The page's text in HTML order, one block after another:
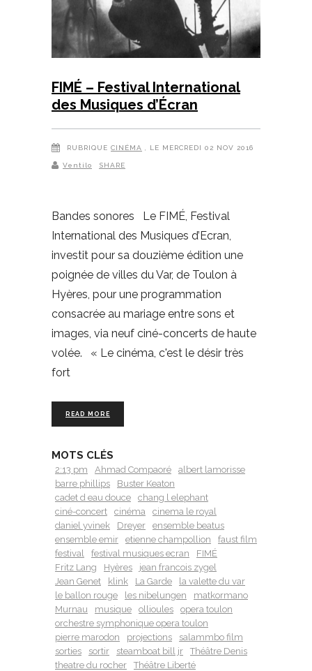
FIMÉ – Festival International
des Musiques d’Écran
RUBRIQUE CINÉMA , LE MERCREDI 02 NOV 2016
Ventilo SHARE
Bandes sonores Le FIMÉ, Festival
International des Musiques d’Ecran,
investit pour sa douzième édition une
poignée de villes du Var, de Toulon à
Hyères, pour une programmation
consacrée au mariage entre sons et
images, via neuf ciné-concerts de haute
volée. « Le cinéma, c'est le désir très
fort
READ MORE
MOTS CLÉS
2:13 pm Ahmad Compaoré
albert lamorisse
barre phillips
Buster Keaton
cadet d eau douce
chang l elephant
ciné-concert
cinéma
cinema le royal
daniel yvinek
Dreyer
ensemble beatus
ensemble emir
etienne champollion
faust film
festival
festival musiques ecran
FIMÉ
Fritz Lang
Hyères
jean francois zygel
Jean Genet
klink La Garde
la valette du var
le ballon rouge
les nibelungen
matkormano
Murnau
musique ollioules
opera toulon
orchestre symphonique opera toulon
pierre marodon
projections
salammbo film
sorties
sortir steamboat bill jr
Théâtre Denis
theatre du rocher
Théâtre Liberté